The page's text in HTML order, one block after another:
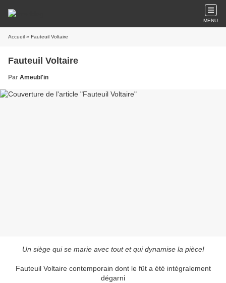
MENU
Accueil » Fauteuil Voltaire
Fauteuil Voltaire
Par Ameubl'in
Un siège qui se marie avec tout et qui dynamise la pièce!
Fauteuil Voltaire contemporain dont le fût a été intégralement
dégarni